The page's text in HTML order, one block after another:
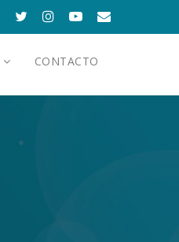
CONTACTO